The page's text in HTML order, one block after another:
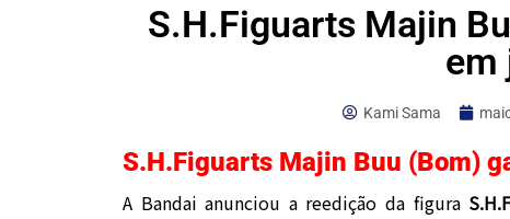
S.H.Figuarts Majin
em
Kami Sama
S.H.Figuarts Majin Buu (Bom)
A Bandai anunciou a reedição da figura